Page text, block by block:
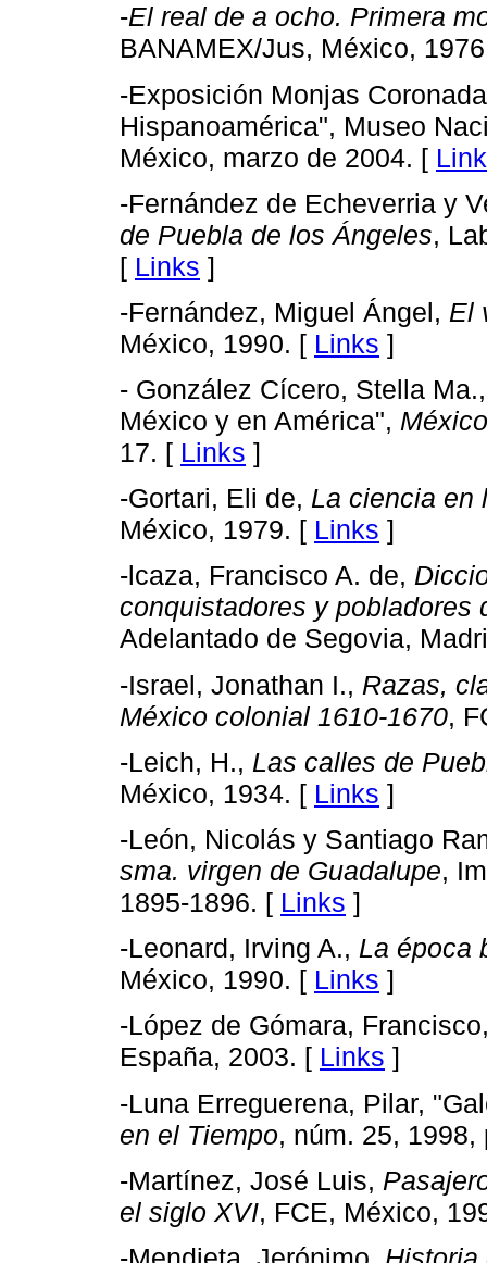
-El real de a ocho. Primera
BANAMEX/Jus, México,
-Exposición Monjas
Hispanoamérica", Museo
México, marzo de 2004. [
-Fernández de Echeverria y
de Puebla de los Ángeles,
[ Links ]
-Fernández, Miguel Ángel, El
México, 1990. [ Links ]
- González Cícero, Stella
México y en América",
17. [ Links ]
-Gortari, Eli de, La ciencia en
México, 1979. [ Links ]
-lcaza, Francisco A. de,
conquistadores y pobladores
Adelantado de Segovia,
-Israel, Jonathan I., Razas,
México colonial 1610-1670,
-Leich, H., Las calles de
México, 1934. [ Links ]
-León, Nicolás y Santiago
sma. virgen de Guadalupe,
1895-1896. [ Links ]
-Leonard, Irving A., La época
México, 1990. [ Links ]
-López de Gómara,
España, 2003. [ Links ]
-Luna Erreguerena, Pilar,
en el Tiempo, núm. 25,
-Martínez, José Luis,
el siglo XVI, FCE, México,